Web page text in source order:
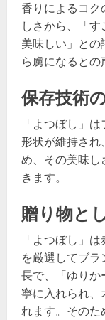
香りによるコク
しさから、「
美味しい」と
ら虜になるとの
保存技術
「よつぼし」
形状が維持され
め、その美味
きます。
贈り物と
「よつぼし」
を厳選してブ
長で、「ゆり
寧に入れられ、
れます。そのた